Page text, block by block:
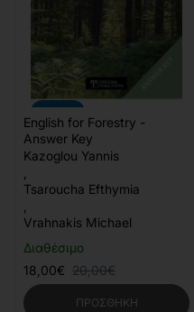
Διαθέσιμο
English for Forestry -
Answer Key
Kazoglou Yannis
Tsaroucha Efthymia
Vrahnakis Michael
18,00€ 20,00€
ΠΡΟΣΘΉΚΗ